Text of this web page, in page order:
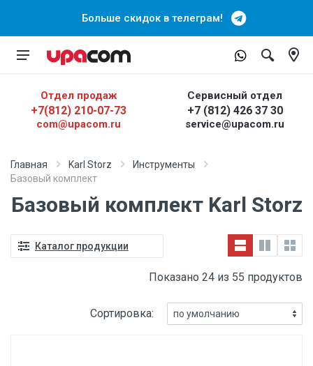
Больше скидок в телеграм!
Отдел продаж
+7(812) 210-07-73
com@upacom.ru
Сервисный отдел
+7 (812) 426 37 30
service@upacom.ru
Главная Karl Storz
Инструменты
Базовый комплект
Базовый комплект Karl Storz
Каталог продукции
Показано 24 из 55 продуктов
Сортировка: